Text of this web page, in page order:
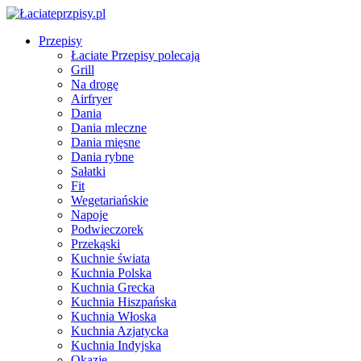
Przepisy
Łaciate Przepisy polecają
Grill
Na drogę
Airfryer
Dania
Dania mleczne
Dania mięsne
Dania rybne
Sałatki
Fit
Wegetariańskie
Napoje
Podwieczorek
Przekąski
Kuchnie świata
Kuchnia Polska
Kuchnia Grecka
Kuchnia Hiszpańska
Kuchnia Włoska
Kuchnia Azjatycka
Kuchnia Indyjska